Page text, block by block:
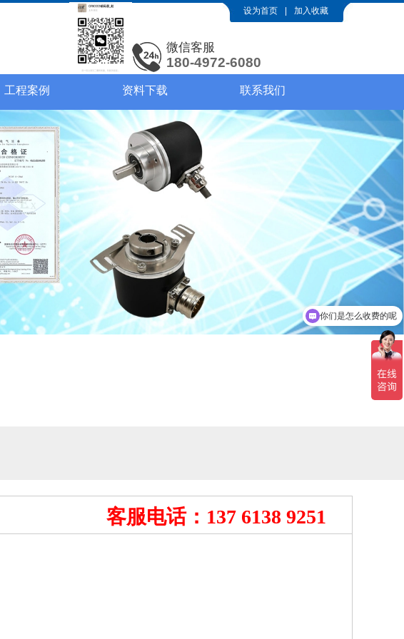
设为首页 加入收藏
微信客服
180-4972-6080
工程案例 资料下载 联系我们
客服电话：137 6138 9251
你们是怎么收费的呢